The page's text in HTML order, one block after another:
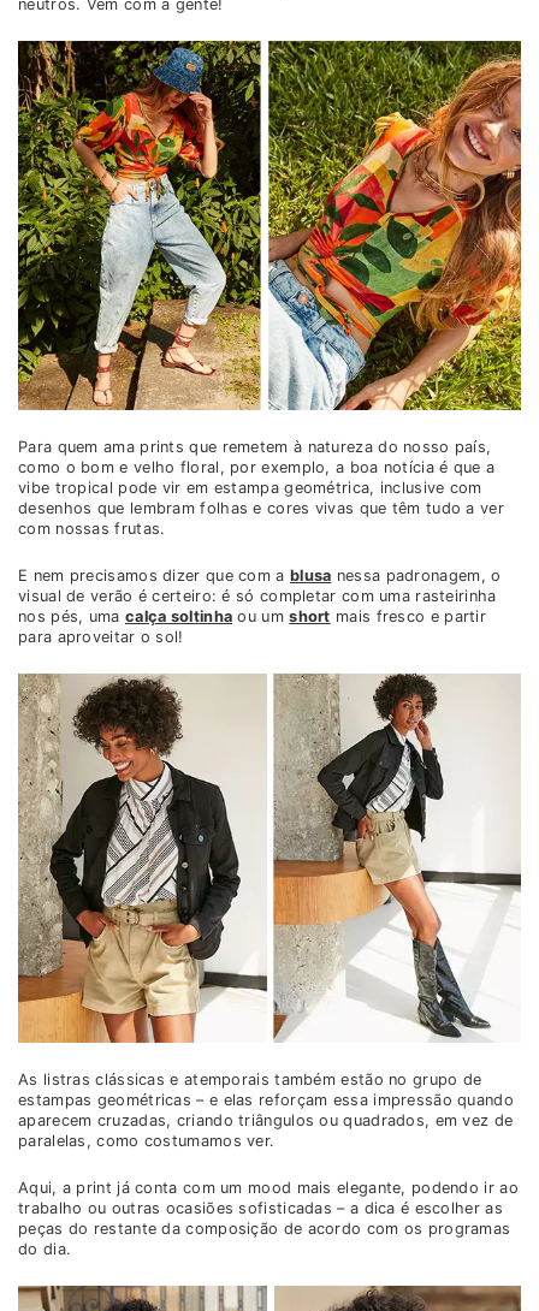
neutros. Vem com a gente!
Para quem ama prints que remetem à natureza do nosso país,
como o bom e velho floral, por exemplo, a boa notícia é que a
vibe tropical pode vir em estampa geométrica, inclusive com
desenhos que lembram folhas e cores vivas que têm tudo a ver
com nossas frutas.
E nem precisamos dizer que com a blusa nessa padronagem, o
visual de verão é certeiro: é só completar com uma rasteirinha
nos pés, uma calça soltinha ou umshort mais fresco e partir
para aproveitar o sol!
As listras clássicas e atemporais também estão no grupo de
estampas geométricas – e elas reforçam essa impressão quando
aparecem cruzadas, criando triângulos ou quadrados, em vez de
paralelas, como costumamos ver.
Aqui, a print já conta com um mood mais elegante, podendo ir ao
trabalho ou outras ocasiões sofisticadas – a dica é escolher as
peças do restante da composição de acordo com os programas
do dia.